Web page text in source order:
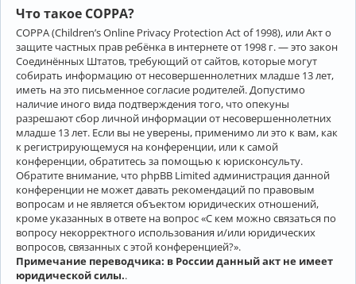
Что такое COPPA?
COPPA (Children’s Online Privacy Protection Act of 1998), или Акт о
защите частных прав ребёнка в интернете от 1998 г. — это закон
Соединённых Штатов, требующий от сайтов, которые могут
собирать информацию от несовершеннолетних младше 13 лет,
иметь на это письменное согласие родителей. Допустимо
наличие иного вида подтверждения того, что опекуны
разрешают сбор личной информации от несовершеннолетних
младше 13 лет. Если вы не уверены, применимо ли это к вам, как
к регистрирующемуся на конференции, или к самой
конференции, обратитесь за помощью к юрисконсульту.
Обратите внимание, что phpBB Limited администрация данной
конференции не может давать рекомендаций по правовым
вопросам и не является объектом юридических отношений,
кроме указанных в ответе на вопрос «С кем можно связаться по
вопросу некорректного использования и/или юридических
вопросов, связанных с этой конференцией?».
Примечание переводчика: в России данный акт не имеет
юридической силы..